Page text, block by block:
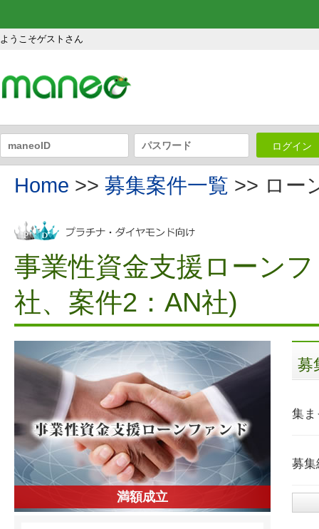
ようこそゲストさん
ログイン
Home >> 募集案件一覧 >> ロー
事業性資金支援ローン
社、案件2：AN社)
満額成立
募
集ま
募集